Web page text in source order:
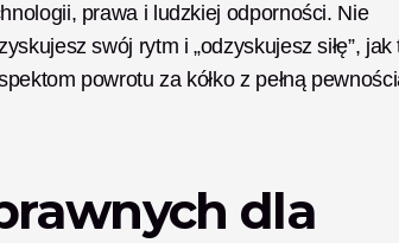
prawa i ludzkiej odporności. Nie
swój rytm i „odzyskujesz siłę”, jak
powrotu za kółko z pełną
dla